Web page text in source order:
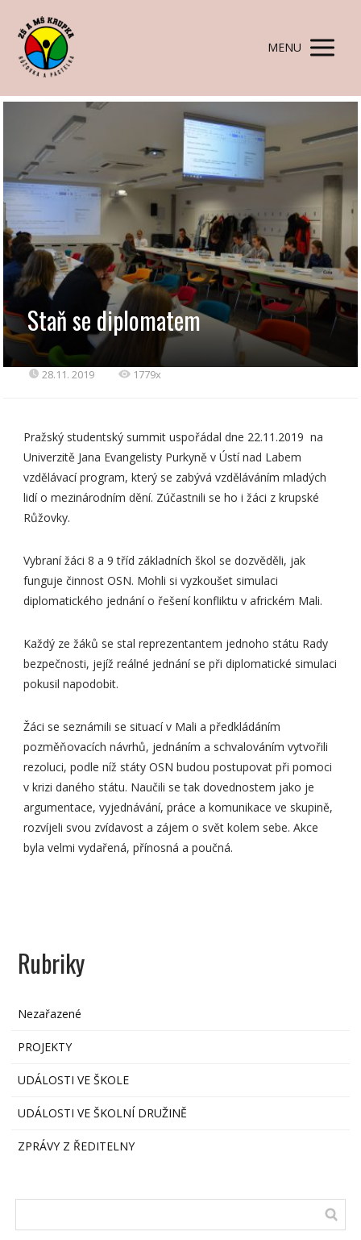
MENU
Staň se diplomatem
28.11. 2019 1779x
Pražský studentský summit uspořádal dne 22.11.2019 na
Univerzitě Jana Evangelisty Purkyně v Ústí nad Labem
vzdělávací program, který se zabývá vzděláváním mladých
lidí o mezinárodním dění. Zúčastnili se ho i žáci z krupské
Růžovky.
Vybraní žáci 8 a 9 tříd základních škol se dozvěděli, jak
funguje činnost OSN. Mohli si vyzkoušet simulaci
diplomatického jednání o řešení konfliktu v africkém Mali.
Každý ze žáků se stal reprezentantem jednoho státu Rady
bezpečnosti, jejíž reálné jednání se při diplomatické simulaci
pokusil napodobit.
Žáci se seznámili se situací v Mali a předkládáním
pozměňovacích návrhů, jednáním a schvalováním vytvořili
rezoluci, podle níž státy OSN budou postupovat při pomoci
v krizi daného státu. Naučili se tak dovednostem jako je
argumentace, vyjednávání, práce a komunikace ve skupině,
rozvíjeli svou zvídavost a zájem o svět kolem sebe. Akce
byla velmi vydařená, přínosná a poučná.
Rubriky
Nezařazené
PROJEKTY
UDÁLOSTI VE ŠKOLE
UDÁLOSTI VE ŠKOLNÍ DRUŽINĚ
ZPRÁVY Z ŘEDITELNY